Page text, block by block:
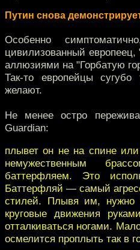
Путин снова
Особенно
цивилизованный европеец,
аллюзиями на "Горбатую
Так-то европейцы
желают.
Не менее остро
Guardian:
плывет он не на спине
немужественным
баттерфляем. Это
Баттерфляй — самый
стилей. Плывя им, нужно
круговые движения
отталкиваться ногами.
осмелится проплыть так в